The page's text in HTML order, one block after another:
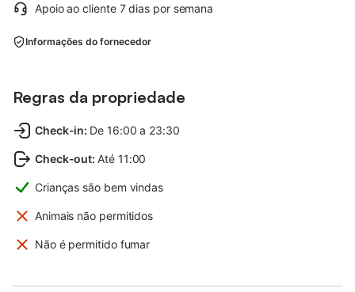
Apoio ao cliente 7 dias por semana
Informações do fornecedor
Regras da propriedade
Check-in: De 16:00 a 23:30
Check-out: Até 11:00
Crianças são bem vindas
Animais não permitidos
Não é permitido fumar